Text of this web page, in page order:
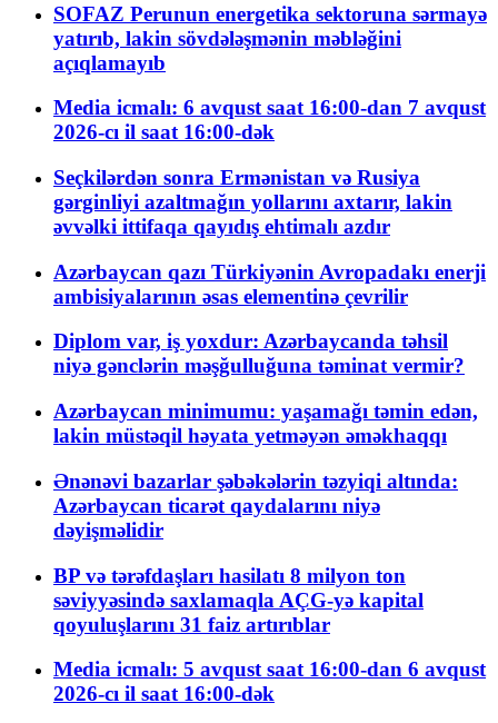
SOFAZ Perunun energetika sektoruna sərmayə
yatırıb, lakin sövdələşmənin məbləğini
açıqlamayıb
Media icmalı: 6 avqust saat 16:00-dan 7 avqust
2026-cı il saat 16:00-dək
Seçkilərdən sonra Ermənistan və Rusiya
gərginliyi azaltmağın yollarını axtarır, lakin
əvvəlki ittifaqa qayıdış ehtimalı azdır
Azərbaycan qazı Türkiyənin Avropadakı enerji
ambisiyalarının əsas elementinə çevrilir
Diplom var, iş yoxdur: Azərbaycanda təhsil
niyə gənclərin məşğulluğuna təminat vermir?
Azərbaycan minimumu: yaşamağı təmin edən,
lakin müstəqil həyata yetməyən əməkhaqqı
Ənənəvi bazarlar şəbəkələrin təzyiqi altında:
Azərbaycan ticarət qaydalarını niyə
dəyişməlidir
BP və tərəfdaşları hasilatı 8 milyon ton
səviyyəsində saxlamaqla AÇG-yə kapital
qoyuluşlarını 31 faiz artırıblar
Media icmalı: 5 avqust saat 16:00-dan 6 avqust
2026-cı il saat 16:00-dək